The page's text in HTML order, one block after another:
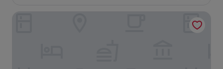
Zhi Xin Zhi Zi Hua Kai Hotel (Xiantao Bus Station Hongda